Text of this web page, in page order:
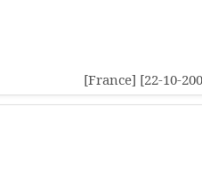
[France] [22-10-